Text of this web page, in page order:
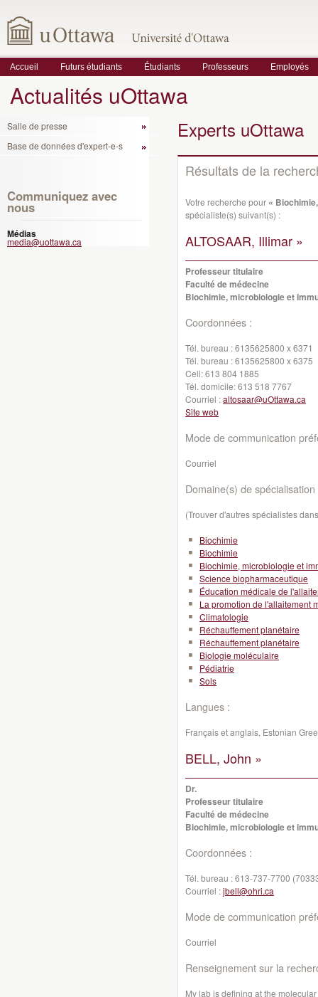
Accueil Futurs étudiants Étudiants Professeurs Employés
Actualités uOttawa
Salle de presse
Base de données d'expert-e-s
Communiquez avec
nous
Médias
media@uottawa.ca
Experts uOttawa
Résultats de la
Votre recherche pour «
spécialiste(s) suivant(s) :
ALTOSAAR, Illimar »
Professeur titulaire
Faculté de médecine
Biochimie, microbiologie et
Coordonnées :
Tél. bureau :6135625800 x 6371
Tél. bureau :6135625800 x 6375
Cell:613 804 1885
Tél. domicile:613 518 7767
Courriel :altosaar@uOttawa.ca
Site web
Mode de communication
Courriel
Domaine(s) de spécialisation
(Trouver d'autres spécialistes
Biochimie
Biochimie
Biochimie, microbiologie et
Science biopharmaceutique
Éducation médicale de
La promotion de l'allaitement
Climatologie
Réchauffement planétaire
Réchauffement planétaire
Biologie moléculaire
Pédiatrie
Sols
Langues :
Français et anglais, Estonian
BELL, John »
Dr.
Professeur titulaire
Faculté de médecine
Biochimie, microbiologie et
Coordonnées :
Tél. bureau :613-737-7700
Courriel :jbell@ohri.ca
Mode de communication
Courriel
Renseignement sur la
My lab is defining at the